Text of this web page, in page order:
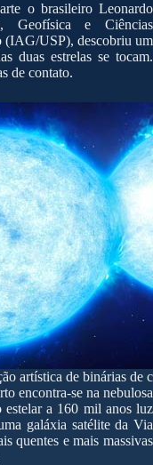
o brasileiro Leonardo
Geofísica e Ciências
(IAG/USP), descobriu um
duas estrelas se tocam.
de contato.
artística de binárias de
encontra-se na nebulosa
estelar a 160 mil anos luz
galáxia satélite da Via
quentes e mais massivas